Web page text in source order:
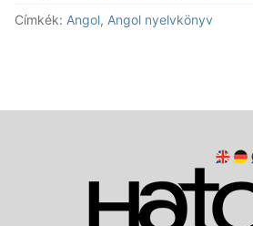
Extra
Címkék: Angol, Angol nyelvkönyv